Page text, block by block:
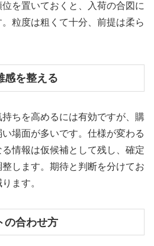
を置いておくと、入荷の合図に
粒度は粗くて十分、前提は柔ら
感を整える
ちを高めるには有効ですが、購
場面が多いです。仕様が変わる
情報は仮候補として残し、確定
します。期待と判断を分けてお
ます。
の合わせ方